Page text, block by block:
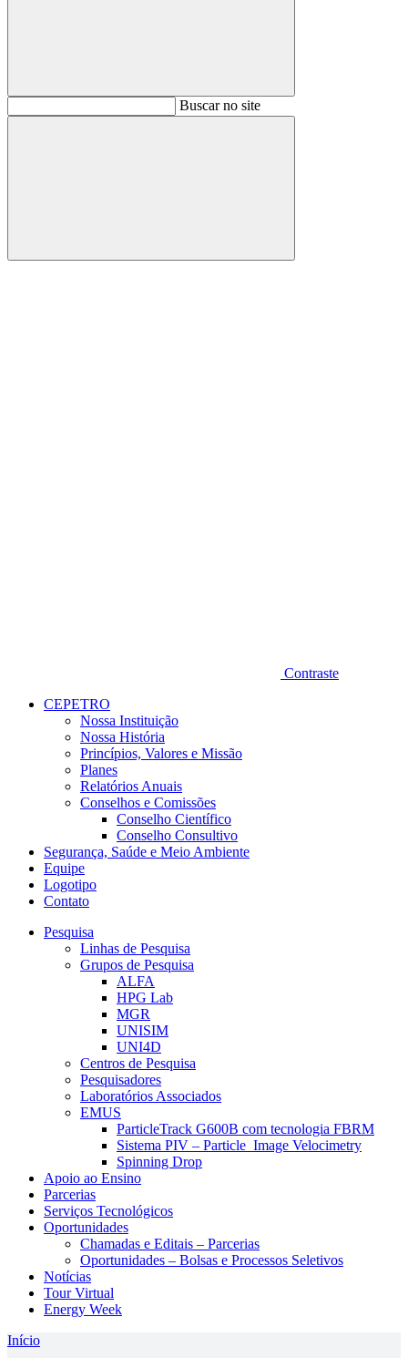
BuscarBuscar no site
Buscar
Contraste
CEPETRO
Nossa Instituição
Nossa História
Princípios, Valores e Missão
Planes
Relatórios Anuais
Conselhos e Comissões
Conselho Científico
Conselho Consultivo
Segurança, Saúde e Meio Ambiente
Equipe
Logotipo
Contato
Pesquisa
Linhas de Pesquisa
Grupos de Pesquisa
ALFA
HPG Lab
MGR
UNISIM
UNI4D
Centros de Pesquisa
Pesquisadores
Laboratórios Associados
EMUS
ParticleTrack G600B com tecnologia FBRM
Sistema PIV – Particle Image Velocimetry
Spinning Drop
Apoio ao Ensino
Parcerias
Serviços Tecnológicos
Oportunidades
Chamadas e Editais – Parcerias
Oportunidades – Bolsas e Processos Seletivos
Notícias
Tour Virtual
Energy Week
Início